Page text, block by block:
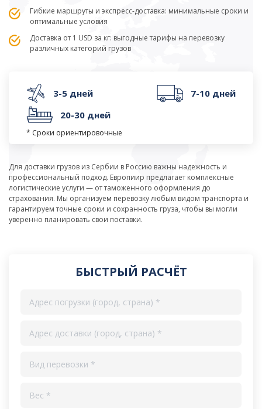
Гибкие маршруты и экспресс-доставка: минимальные сроки и
оптимальные условия
Доставка от 1 USD за кг: выгодные тарифы на перевозку
различных категорий грузов
3-5 дней
7-10 дней
20-30 дней
* Сроки ориентировочные
Для доставки грузов из Сербии в Россию важны надежность и
профессиональный подход. Европиир предлагает комплексные
логистические услуги — от таможенного оформления до
страхования. Мы организуем перевозку любым видом транспорта и
гарантируем точные сроки и сохранность груза, чтобы вы могли
уверенно планировать свои поставки.
БЫСТРЫЙ РАСЧЁТ